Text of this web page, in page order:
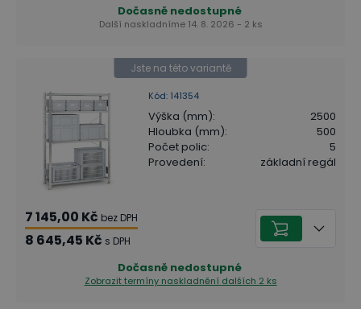
Dočasně nedostupné
Další naskladníme 14. 8. 2026 - 2 ks
Kód: 141354
Jste na této variantě
Výška (mm):
2500
Hloubka (mm):
500
Počet polic:
5
Provedení: základní regál
7 145,00 Kč bez DPH
8 645,45 Kč s DPH
Dočasně nedostupné
Zobrazit termíny naskladnění dalších 2 ks